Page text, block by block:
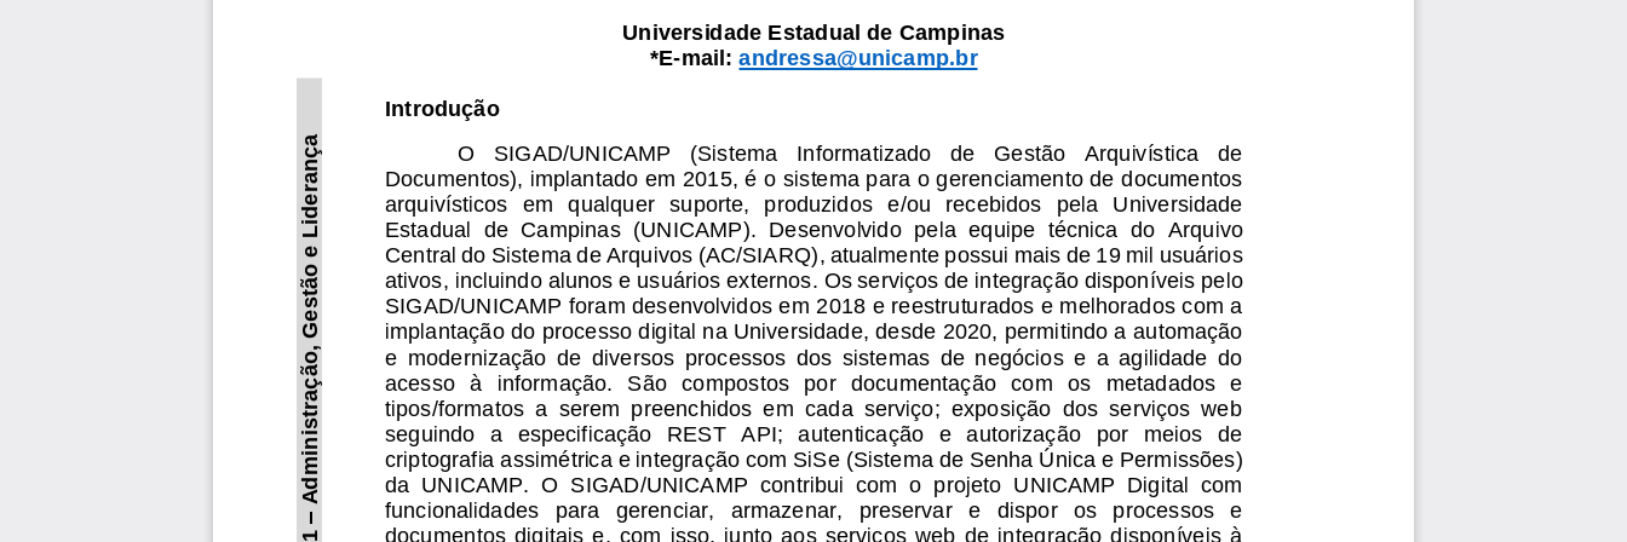
Universidade Estadual de Campinas
*E-mail: andressa@unicamp.br
Introdução
O   SIGAD/UNICAMP
(Sistema   Informatizado   de   Gestão   Arquivística   de
Documentos), implantado em 2015, é o sistema para o gerenciamento de documentos
arquivísticos  em  qualquer  suporte,  produzidos  e/ou  recebidos  pela  Universidade
Estadual  de  Campinas  (UNICAMP) Desenvolvido  pela  equipe  técnica do  Arquivo
Central do Sistema de Arquivos (AC/SIARQ) , atualmente possui mais de 19 mil usuários
ativos, incluindo alunos e usuários externos. Os serviços de integração disponíveis pelo
SIGAD/UNICAMP foram desenvolvidos em 2018 e reestruturados e melhorados com a
implantação do processo digital na Universidade, desde 2020, permitindo a automação
e  modernização de  diversos  processos  dos  sistemas  de  negócios  e  a  agilidade  do
acesso  à  informação.
São  compostos  por  documentação  com  os  metadados  e
tipos/formatos  a  serem  preenchidos  em  cada  serviço;  exposição  dos  serviços  web
seguindo  a  especificação  REST  API;  autenticação  e  autorização  por  meios  de
criptografia assimétrica e integração com SiSe (Sistema de Senha Única e Permissões)
da UNICAMP O  SIGAD/UNICAMP contribui  com  o  projeto UNICAMP  Digital  com
funcionalidades   para   gerenciar,   armazenar,   preservar   e   dispor   os   processos   e
documentos  digitais  e,  com  isso,  junto  aos  serviços  web  de  integração  disponíveis  à
A
d
ministraç
ão,
G
e
st
ão e
L
ideranç
a